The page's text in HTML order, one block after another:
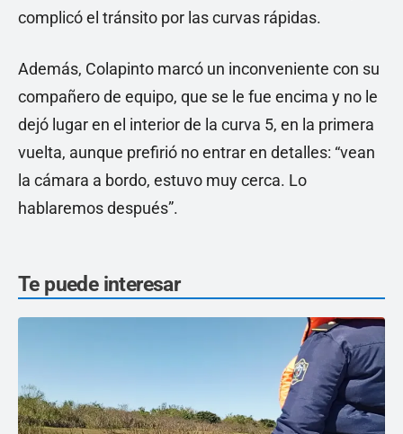
complicó el tránsito por las curvas rápidas.
Además, Colapinto marcó un inconveniente con su
compañero de equipo, que se le fue encima y no le
dejó lugar en el interior de la curva 5, en la primera
vuelta, aunque prefirió no entrar en detalles: “vean
la cámara a bordo, estuvo muy cerca. Lo
hablaremos después”.
Te puede interesar